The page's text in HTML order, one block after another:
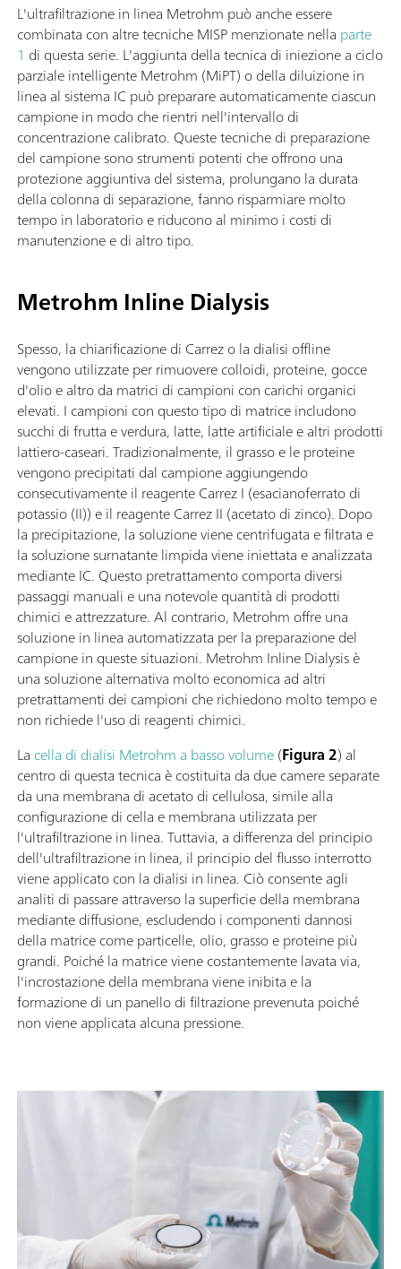
L'ultrafiltrazione in linea Metrohm può anche essere
combinata con altre tecniche MISP menzionate nella parte
1 di questa serie. L'aggiunta della tecnica di iniezione a ciclo
parziale intelligente Metrohm (MiPT) o della diluizione in
linea al sistema IC può preparare automaticamente ciascun
campione in modo che rientri nell'intervallo di
concentrazione calibrato. Queste tecniche di preparazione
del campione sono strumenti potenti che offrono una
protezione aggiuntiva del sistema, prolungano la durata
della colonna di separazione, fanno risparmiare molto
tempo in laboratorio e riducono al minimo i costi di
manutenzione e di altro tipo.
Metrohm Inline Dialysis
Spesso, la chiarificazione di Carrez o la dialisi offline
vengono utilizzate per rimuovere colloidi, proteine, gocce
d'olio e altro da matrici di campioni con carichi organici
elevati. I campioni con questo tipo di matrice includono
succhi di frutta e verdura, latte, latte artificiale e altri prodotti
lattiero-caseari. Tradizionalmente, il grasso e le proteine ​​
vengono precipitati dal campione aggiungendo
consecutivamente il reagente Carrez I (esacianoferrato di
potassio (II)) e il reagente Carrez II (acetato di zinco). Dopo
la precipitazione, la soluzione viene centrifugata e filtrata e
la soluzione surnatante limpida viene iniettata e analizzata
mediante IC. Questo pretrattamento comporta diversi
passaggi manuali e una notevole quantità di prodotti
chimici e attrezzature. Al contrario, Metrohm offre una
soluzione in linea automatizzata per la preparazione del
campione in queste situazioni. Metrohm Inline Dialysis è
una soluzione alternativa molto economica ad altri
pretrattamenti dei campioni che richiedono molto tempo e
non richiede l'uso di reagenti chimici.
La cella di dialisi Metrohm a basso volume(Figura 2) al
centro di questa tecnica è costituita da due camere separate
da una membrana di acetato di cellulosa, simile alla
configurazione di cella e membrana utilizzata per
l'ultrafiltrazione in linea. Tuttavia, a differenza del principio
dell'ultrafiltrazione in linea, il principio del flusso interrotto
viene applicato con la dialisi in linea. Ciò consente agli
analiti di passare attraverso la superficie della membrana
mediante diffusione, escludendo i componenti dannosi
della matrice come particelle, olio, grasso e proteine ​​più
grandi. Poiché la matrice viene costantemente lavata via,
l'incrostazione della membrana viene inibita e la
formazione di un panello di filtrazione prevenuta poiché
non viene applicata alcuna pressione.